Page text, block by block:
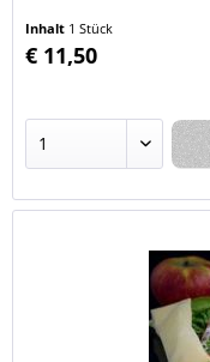
Inhalt 1 Stück
€ 11,50